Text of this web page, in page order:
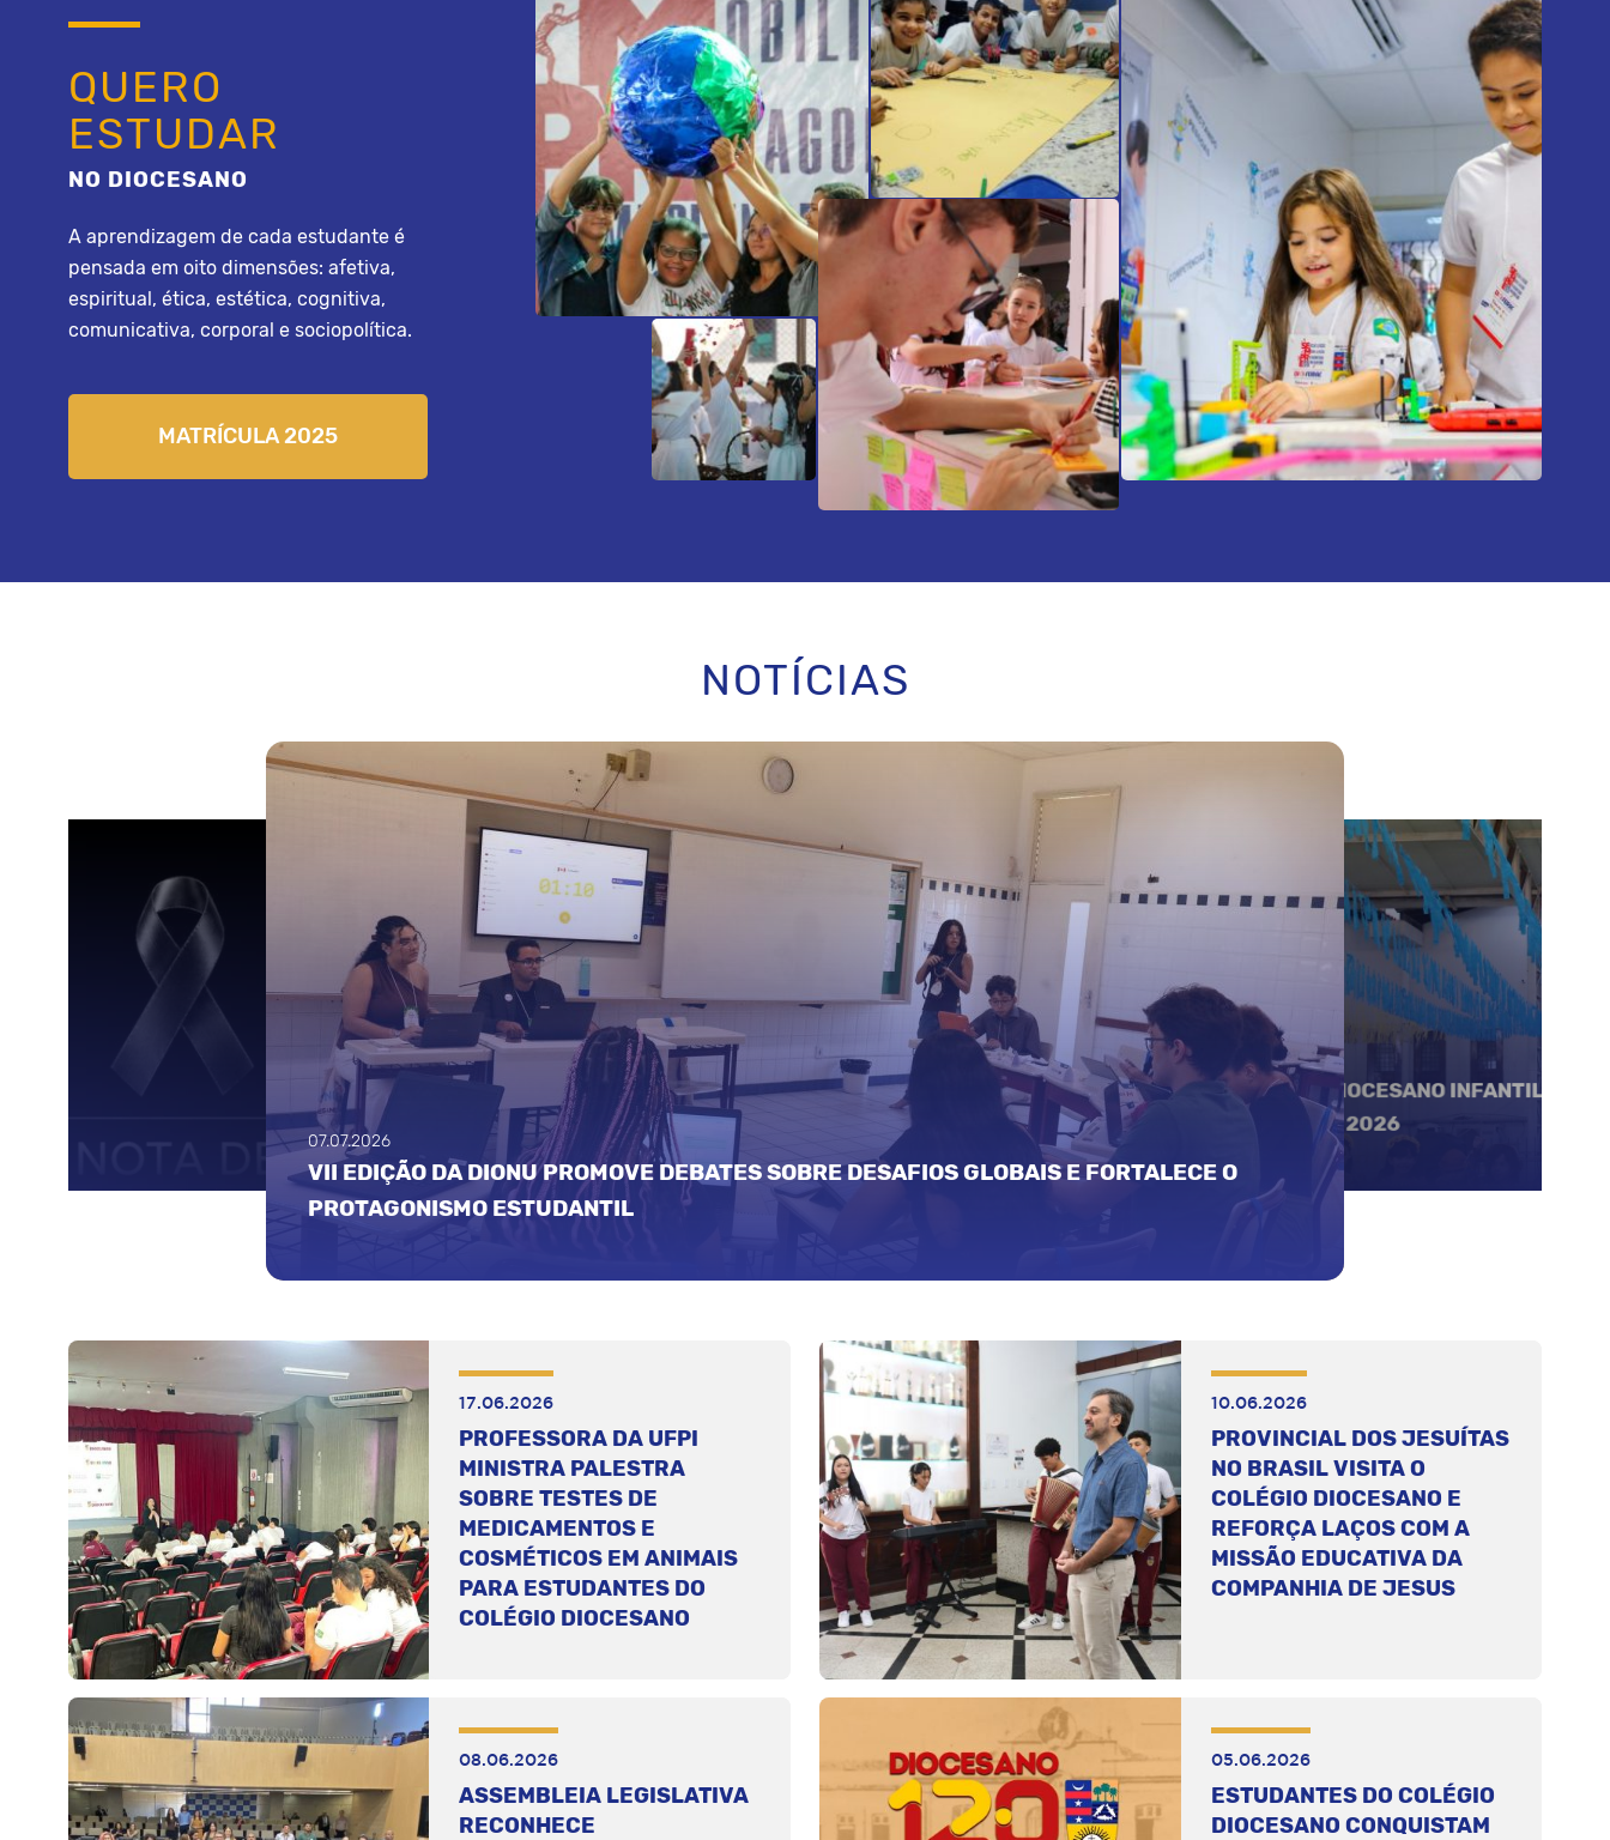
QUERO
ESTUDAR
NO DIOCESANO
A aprendizagem de cada estudante é
pensada em oito dimensões: afetiva,
espiritual, ética, estética, cognitiva,
comunicativa, corporal e sociopolítica.
MATRÍCULA 2025
NOTÍCIAS
03.07.2026
COLÉGIO DIOCESANO INFANTIL CELEBRA AS TRADIÇÕES NORDESTINAS NO ENCONTRO DE
CULTURAS 2026
27.06.2026
COLÉGIO DIOCESANO HOMENAGEIA
CONHECIMENTO DE 2025
17.06.2026
PROFESSORA DA UFPI
MINISTRA PALESTRA
SOBRE TESTES DE
MEDICAMENTOS E
COSMÉTICOS EM ANIMAIS
PARA ESTUDANTES DO
COLÉGIO DIOCESANO
10.06.2026
PROVINCIAL DOS JESUÍTAS
NO BRASIL VISITA O
COLÉGIO DIOCESANO E
REFORÇA LAÇOS COM A
MISSÃO EDUCATIVA DA
COMPANHIA DE JESUS
08.06.2026
ASSEMBLEIA LEGISLATIVA
RECONHECE
05.06.2026
ESTUDANTES DO COLÉGIO
DIOCESANO CONQUISTAM